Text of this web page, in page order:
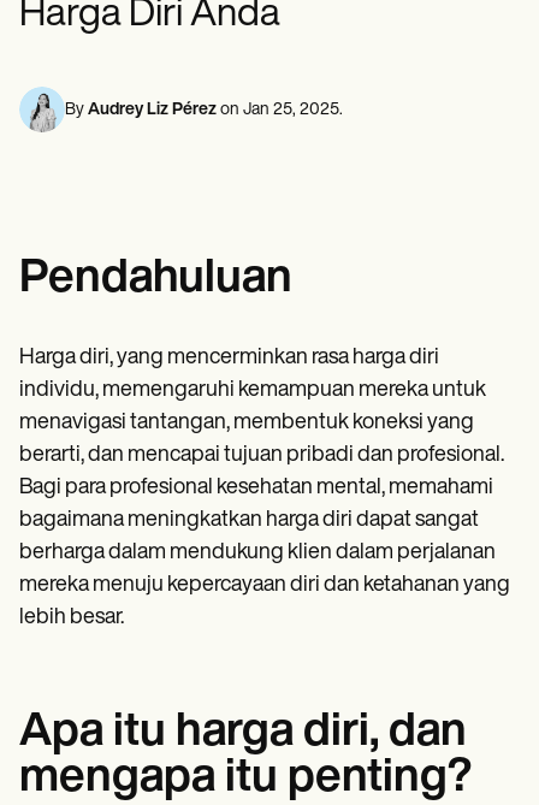
Profesional Kesehatan Mental
Pekerja Sosia
Psikolog
Perawat
Perbandingan
Kode ICD
Procedure Codes
Templat Superbill
Templat Catatan SOAP
Templat Rencana Perawatan
Informed Consent Form
Social Work Treatment Plans
DAR Note Template
Patient Visit Summary Template
Help Center
Demos
Training Hub
Pricing
Why Carepatron?
Get started
Insurance claims
Speech therapists
Life coaches
Harga Diri Anda
By Audrey Liz Pérez on Jan 25, 2025.
Pendahuluan
Harga diri, yang mencerminkan rasa harga diri
individu, memengaruhi kemampuan mereka untuk
menavigasi tantangan, membentuk koneksi yang
berarti, dan mencapai tujuan pribadi dan profesional.
Bagi para profesional kesehatan mental, memahami
bagaimana meningkatkan harga diri dapat sangat
berharga dalam mendukung klien dalam perjalanan
mereka menuju kepercayaan diri dan ketahanan yang
lebih besar.
Apa itu harga diri, dan
mengapa itu penting?